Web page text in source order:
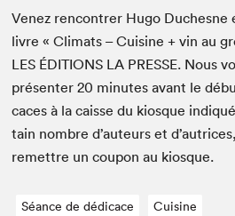
Venez ren­con­tr­er Hugo Duch­esne
livre « Cli­mats – Cui­sine + vin au
LES ÉDI­TIONS LA PRESSE. Nous
présen­ter20 min­utes avant le
caces à la caisse du kiosque
tain nom­bre d’auteurs et
remet­tre un coupon au kiosque.
Séance de dédicace Cuisine